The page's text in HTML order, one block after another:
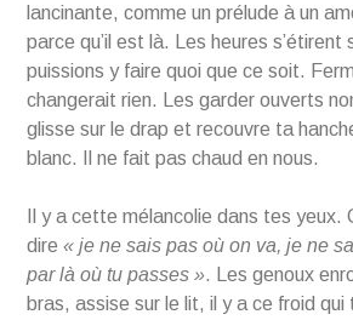
lancinante, comme un prélude à un
parce qu’il est là. Les heures s’étirent
puissions y faire quoi que ce soit.
changerait rien. Les garder ouverts
glisse sur le drap et recouvre ta
blanc. Il ne fait pas chaud en nous.
Il y a cette mélancolie dans tes yeux.
dire« je ne sais pas où on va, je ne
par là où tu passes ». Les genoux
bras, assise sur le lit, il y a ce froid qui